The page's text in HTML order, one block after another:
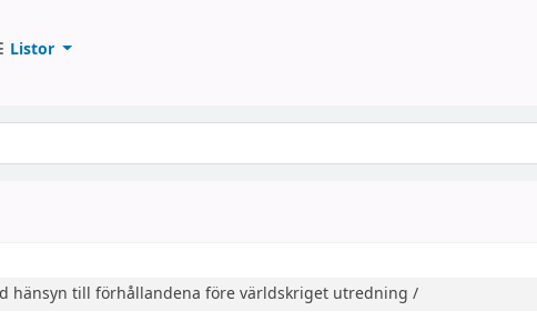
Listor
hänsyn till förhållandena före världskriget utredning /